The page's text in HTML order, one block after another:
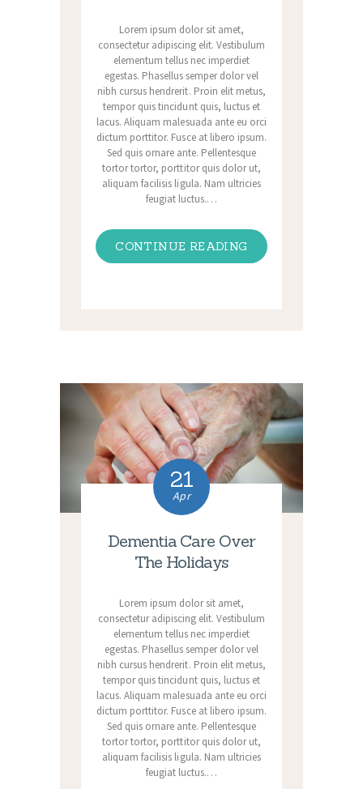
Lorem ipsum dolor sit amet,
consectetur adipiscing elit. Vestibulum
elementum tellus nec imperdiet
egestas. Phasellus semper dolor vel
nibh cursus hendrerit. Proin elit metus,
tempor quis tincidunt quis, luctus et
lacus. Aliquam malesuada ante eu orci
dictum porttitor. Fusce at libero ipsum.
Sed quis ornare ante. Pellentesque
tortor tortor, porttitor quis dolor ut,
aliquam facilisis ligula. Nam ultricies
feugiat luctus.…
CONTINUE READING
21
Apr
Dementia Care Over
The Holidays
Lorem ipsum dolor sit amet,
consectetur adipiscing elit. Vestibulum
elementum tellus nec imperdiet
egestas. Phasellus semper dolor vel
nibh cursus hendrerit. Proin elit metus,
tempor quis tincidunt quis, luctus et
lacus. Aliquam malesuada ante eu orci
dictum porttitor. Fusce at libero ipsum.
Sed quis ornare ante. Pellentesque
tortor tortor, porttitor quis dolor ut,
aliquam facilisis ligula. Nam ultricies
feugiat luctus.…